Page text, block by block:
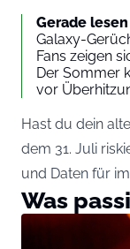
Gerade
Galaxy-
Fans zeigen
Der Sommer
vor
Hast du dein
dem 31. Juli
und Daten für
Was